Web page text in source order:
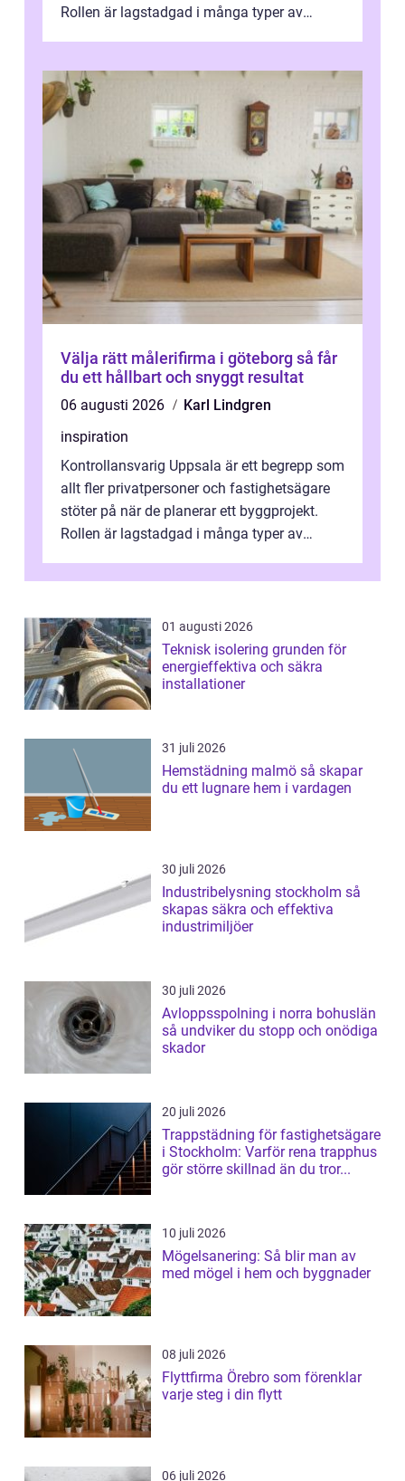
Rollen är lagstadgad i många typer av
Välja rätt målerifirma i göteborg så får
du ett hållbart och snyggt resultat
06 augusti 2026
Karl Lindgren
inspiration
Kontrollansvarig Uppsala är ett begrepp som
allt fler privatpersoner och fastighetsägare
stöter på när de planerar ett byggprojekt.
Rollen är lagstadgad i många typer av
01 augusti 2026
Teknisk isolering grunden för
energieffektiva och säkra
installationer
31 juli 2026
Hemstädning malmö så skapar
du ett lugnare hem i vardagen
30 juli 2026
Industribelysning stockholm så
skapas säkra och effektiva
industrimiljöer
30 juli 2026
Avloppsspolning i norra bohuslän
så undviker du stopp och onödiga
skador
20 juli 2026
Trappstädning för fastighetsägare
i Stockholm: Varför rena trapphus
gör större skillnad än du tror...
10 juli 2026
Mögelsanering: Så blir man av
med mögel i hem och byggnader
08 juli 2026
Flyttfirma Örebro som förenklar
varje steg i din flytt
06 juli 2026